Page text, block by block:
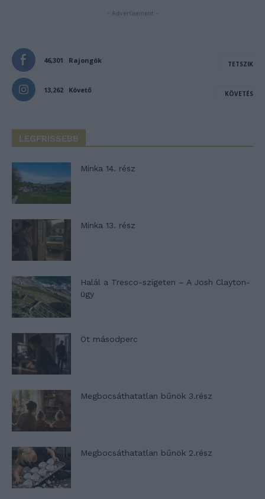
- Advertisement -
46,301 Rajongók TETSZIK
13,262 Követő KÖVETÉS
LEGFRISSEBB
Minka 14. rész
Minka 13. rész
Halál a Tresco-szigeten – A Josh Clayton-
ügy
Öt másodperc
Megbocsáthatatlan bűnök 3.rész
Megbocsáthatatlan bűnök 2.rész